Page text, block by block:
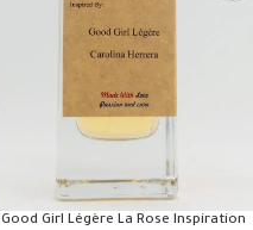
Good Girl Légère La Rose Inspiration